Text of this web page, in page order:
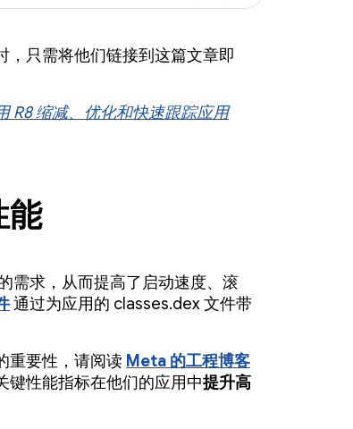
，只需将他们链接到这篇文章即
R8 缩减、优化和快速跟踪应用
能
需求，从而提高了启动速度、滚
通过为应用的 classes.dex 文件带
重要性，请阅读 Meta 的工程博客
键性能指标在他们的应用中提升高